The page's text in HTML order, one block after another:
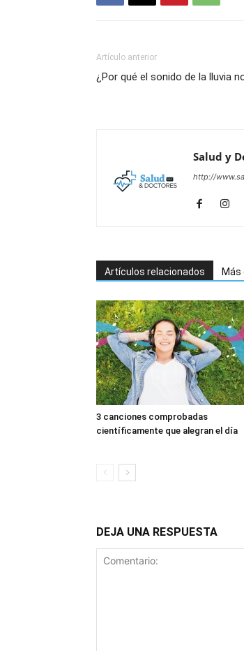
Artículo anterior
¿Por qué el sonido de la lluvia
Salud y
http://
Artículos relacionados Más
3 canciones comprobadas
científicamente que alegran el día
DEJA UNA RESPUESTA